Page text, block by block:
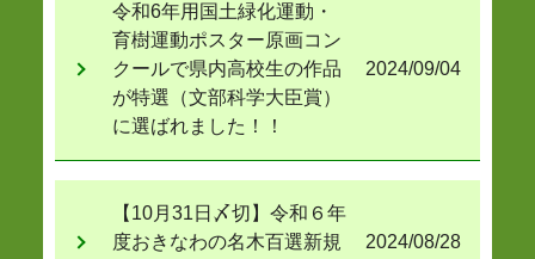
令和6年用国土緑化運動・
育樹運動ポスター原画コン
クールで県内高校生の作品
が特選（文部科学大臣賞）
に選ばれました！！
2024/09/04
【10月31日〆切】令和６年
度おきなわの名木百選新規
2024/08/28